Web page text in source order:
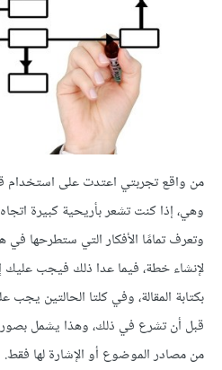
من واقع تجربتي اعتدت على استخدام
وهي، إذا كنت تشعر بأريحية كبيرة
وتعرف تمامًا الأفكار التي ستطرحها
لإنشاء خطة، فيما عدا ذلك فيجب عليك
بكتابة المقالة، وفي كلتا الحالتين
قبل أن تشرع في ذلك، وهذا يشمل
من مصادر الموضوع أو الإشارة لها فقط.